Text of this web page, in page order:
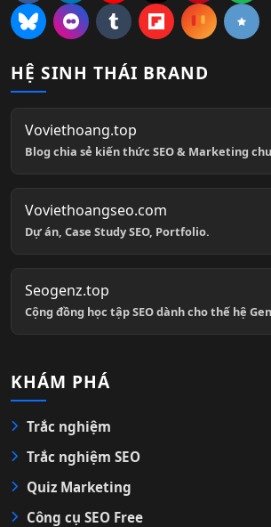
HỆ SINH THÁI BRAND
Voviethoang.top
Blog chia sẻ kiến thức SEO & Marketing
Voviethoangseo.com
Dự án, Case Study SEO, Portfolio.
Seogenz.top
Cộng đồng học tập SEO dành cho thế hệ
KHÁM PHÁ
Trắc nghiệm
Trắc nghiệm SEO
Quiz Marketing
Công cụ SEO Free